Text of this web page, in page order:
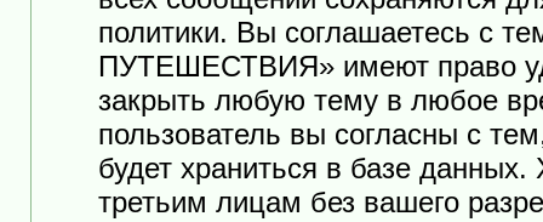
политики. Вы соглашаетесь с
ПУТЕШЕСТВИЯ» имеют право
закрыть любую тему в любое
пользователь вы согласны с
будет храниться в базе
третьим лицам без вашего